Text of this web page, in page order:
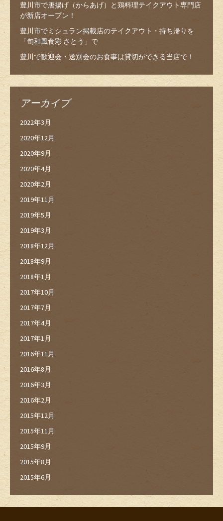
豊川市で唐揚げ（からあげ）と鶏料理テイクアウト専門店
が新店オープン！
豊川市でミシュラン掲載店のテイクアウト・持ち帰りを
「旬和風食彩 さとう」で
豊川で歓迎会・送別会のお食事は貸切ができる当店で！
アーカイブ
2022年3月
2020年12月
2020年9月
2020年4月
2020年2月
2019年11月
2019年5月
2019年3月
2018年12月
2018年9月
2018年1月
2017年10月
2017年7月
2017年4月
2017年1月
2016年11月
2016年8月
2016年3月
2016年2月
2015年12月
2015年11月
2015年9月
2015年8月
2015年6月